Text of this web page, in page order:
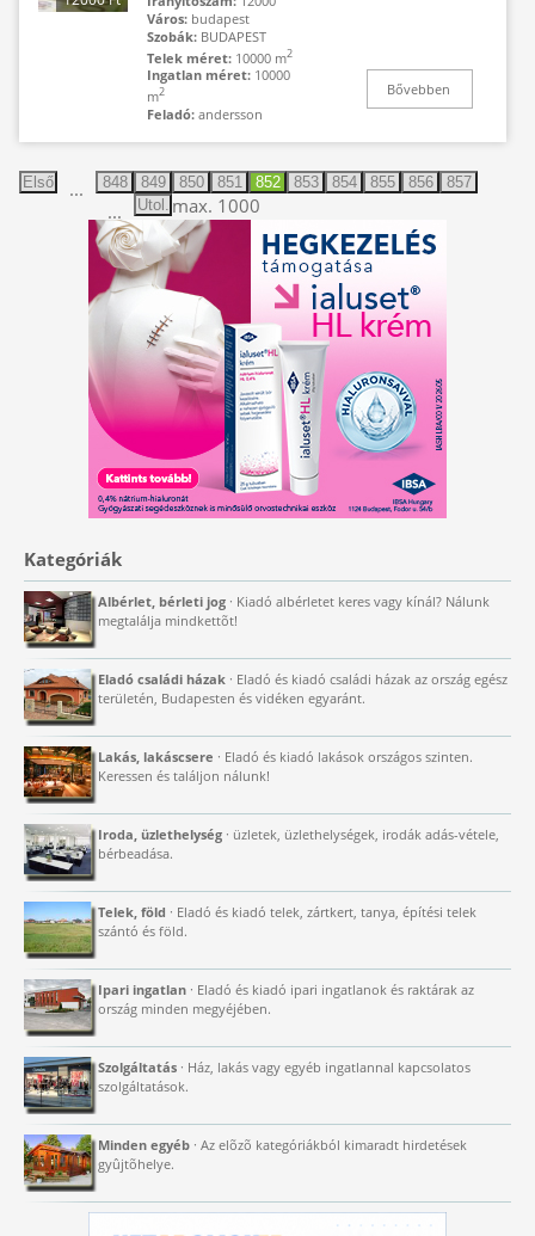
Város: budapest
Szobák: BUDAPEST
Telek méret: 10000 m2
Ingatlan méret: 10000
m2
Feladó: andersson
Bővebben
Első ... 848 849 850 851 852 853 854 855 856 857
... max. 1000
Utol.
Kategóriák
Albérlet, bérleti jog · Kiadó albérletet keres vagy kínál? Nálunk
megtalálja mindkettõt!
Eladó családi házak · Eladó és kiadó családi házak az ország egész
területén, Budapesten és vidéken egyaránt.
Lakás, lakáscsere · Eladó és kiadó lakások országos szinten.
Keressen és találjon nálunk!
Iroda, üzlethelység · üzletek, üzlethelységek, irodák adás-vétele,
bérbeadása.
Telek, föld · Eladó és kiadó telek, zártkert, tanya, építési telek
szántó és föld.
Ipari ingatlan · Eladó és kiadó ipari ingatlanok és raktárak az
ország minden megyéjében.
Szolgáltatás · Ház, lakás vagy egyéb ingatlannal kapcsolatos
szolgáltatások.
Minden egyéb · Az elõzõ kategóriákból kimaradt hirdetések
gyûjtõhelye.